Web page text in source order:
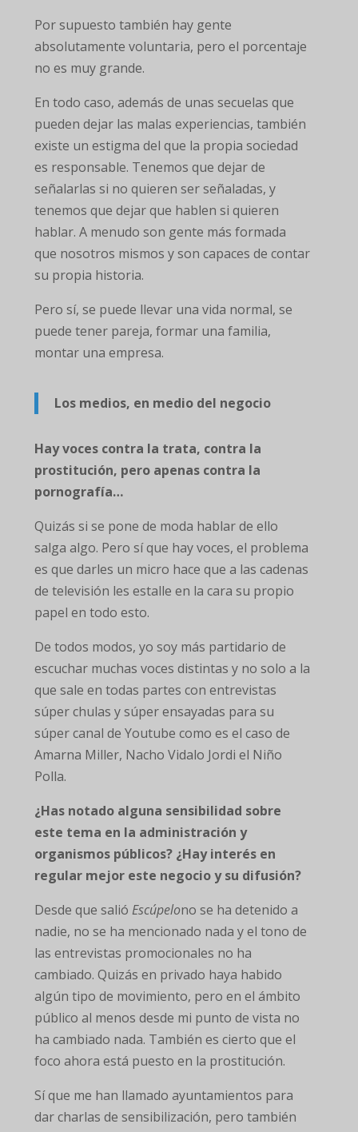
Por supuesto también hay gente
absolutamente voluntaria, pero el porcentaje
no es muy grande.
En todo caso, además de unas secuelas que
pueden dejar las malas experiencias, también
existe un estigma del que la propia sociedad
es responsable. Tenemos que dejar de
señalarlas si no quieren ser señaladas, y
tenemos que dejar que hablen si quieren
hablar. A menudo son gente más formada
que nosotros mismos y son capaces de contar
su propia historia.
Pero sí, se puede llevar una vida normal, se
puede tener pareja, formar una familia,
montar una empresa.
Los medios, en medio del negocio
Hay voces contra la trata, contra la
prostitución, pero apenas contra la
pornografía…
Quizás si se pone de moda hablar de ello
salga algo. Pero sí que hay voces, el problema
es que darles un micro hace que a las cadenas
de televisión les estalle en la cara su propio
papel en todo esto.
De todos modos, yo soy más partidario de
escuchar muchas voces distintas y no solo a la
que sale en todas partes con entrevistas
súper chulas y súper ensayadas para su
súper canal de Youtube como es el caso de
Amarna Miller, Nacho Vidalo Jordi el Niño
Polla.
¿Has notado alguna sensibilidad sobre
este tema en la administración y
organismos públicos? ¿Hay interés en
regular mejor este negocio y su difusión?
Desde que salióEscúpelono se ha detenido a
nadie, no se ha mencionado nada y el tono de
las entrevistas promocionales no ha
cambiado. Quizás en privado haya habido
algún tipo de movimiento, pero en el ámbito
público al menos desde mi punto de vista no
ha cambiado nada. También es cierto que el
foco ahora está puesto en la prostitución.
Sí que me han llamado ayuntamientos para
dar charlas de sensibilización, pero también